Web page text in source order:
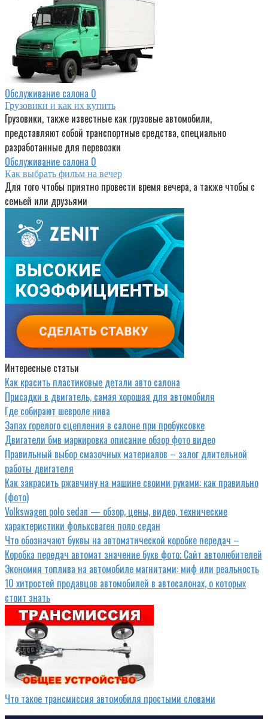
Обслуживание салона 0
Грузовики и как их купить
Грузовики, также известные как грузовые автомобили,
представляют собой транспортные средства, специально
разработанные для перевозки
Обслуживание салона 0
Как выбрать фильм на вечер
Для того чтобы приятно провести время вечера, а также чтобы с
семьей или друзьями
Интересные статьи
Как красить пластиковые детали авто салона
Присадки в двигатель, самая хорошая для автомобиля
Где собирают шевроле нива
Запах горелого сцепления в салоне при пробуксовке
Двигатели бмв маркировка описание обзор фото видео
Правильный выбор смазочных материалов – залог длительной
работы двигателя
Как закрасить ржавчину на машине своими руками: как правильно
(фото)
Volkswagen polo sedan — обзор, цены, видео, технические
характеристики фольксваген поло седан
Что обозначают буквы на автоматической коробке передач –
Коробка передач автомат значение букв фото; Сайт автолюбителей
Экономия топлива на автомобиле магнитами: миф или реальность
10 хитростей продавцов автомобилей в автосалонах, о которых
стоит знать
Что такое трансмиссия автомобиля простыми словами